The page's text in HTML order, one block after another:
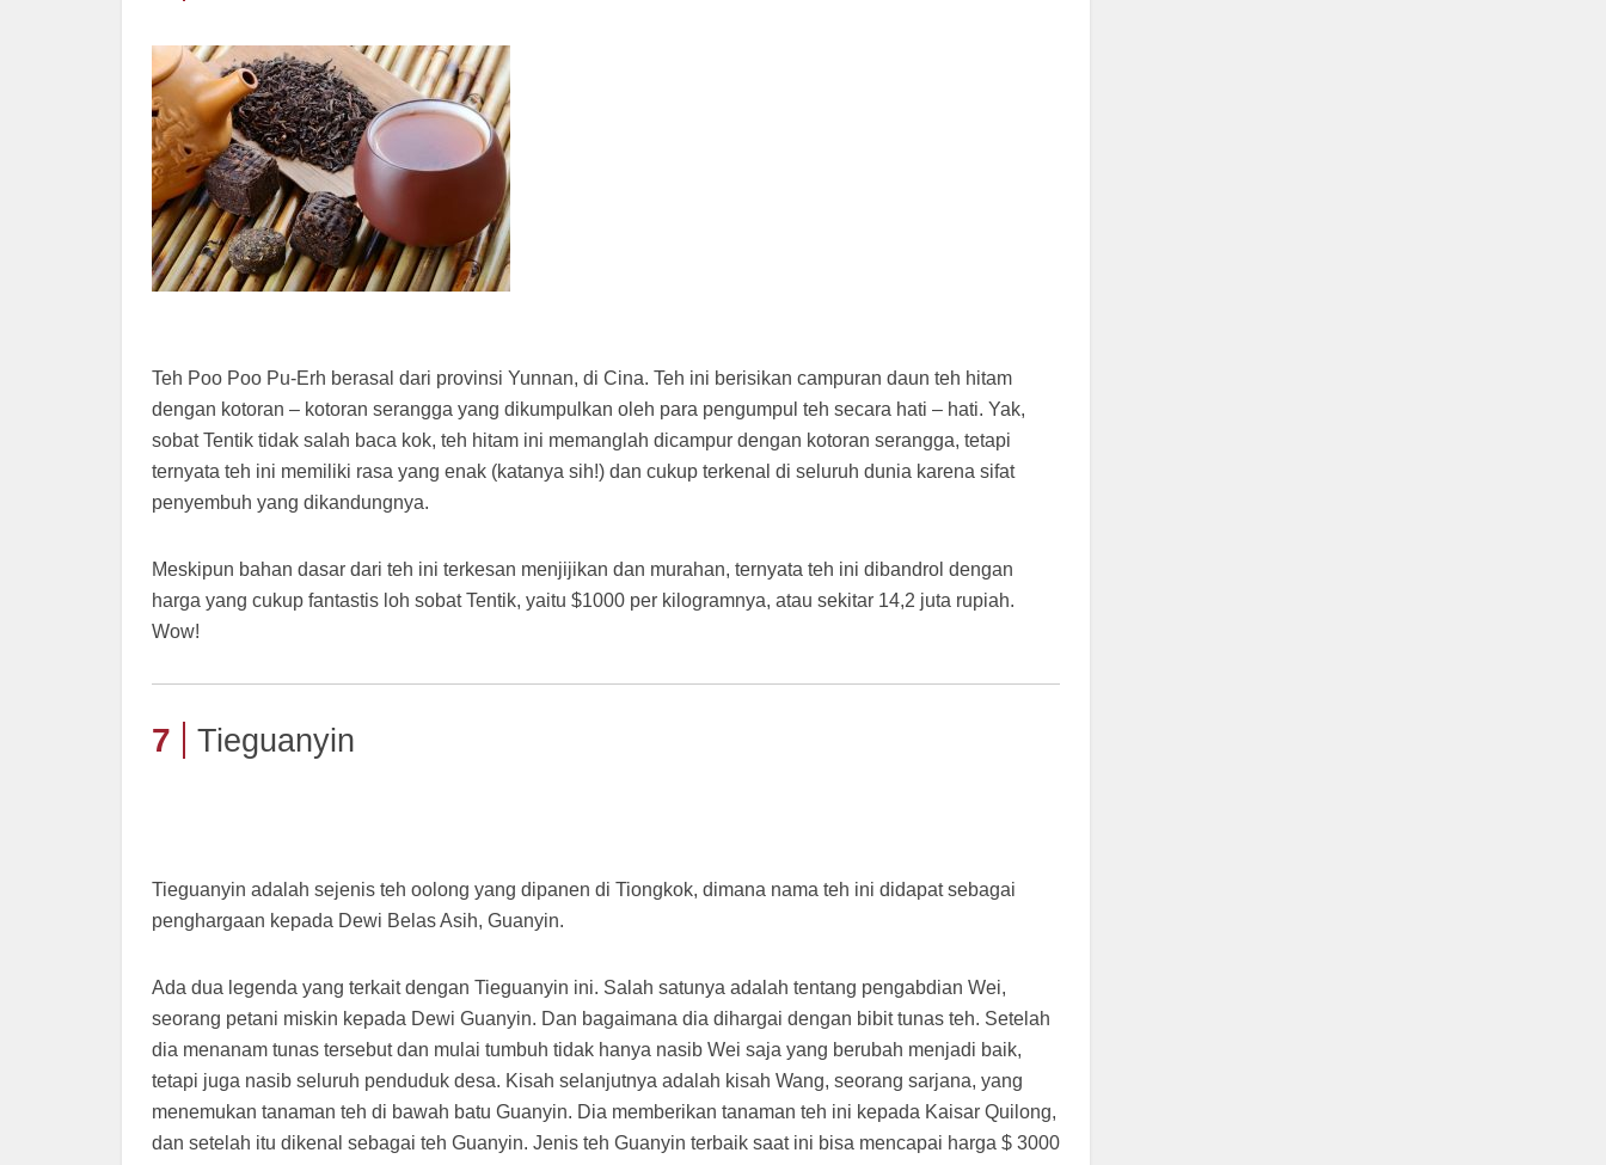
Teh Poo Poo Pu-Erh berasal dari provinsi Yunnan, di Cina. Teh ini berisikan campuran daun teh hitam
dengan kotoran – kotoran serangga yang dikumpulkan oleh para pengumpul teh secara hati – hati. Yak,
sobat Tentik tidak salah baca kok, teh hitam ini memanglah dicampur dengan kotoran serangga, tetapi
ternyata teh ini memiliki rasa yang enak (katanya sih!) dan cukup terkenal di seluruh dunia karena sifat
penyembuh yang dikandungnya.
Meskipun bahan dasar dari teh ini terkesan menjijikan dan murahan, ternyata teh ini dibandrol dengan
harga yang cukup fantastis loh sobat Tentik, yaitu $1000 per kilogramnya, atau sekitar 14,2 juta rupiah.
Wow!
7 Tieguanyin
Tieguanyin adalah sejenis teh oolong yang dipanen di Tiongkok, dimana nama teh ini didapat sebagai
penghargaan kepada Dewi Belas Asih, Guanyin.
Ada dua legenda yang terkait dengan Tieguanyin ini. Salah satunya adalah tentang pengabdian Wei,
seorang petani miskin kepada Dewi Guanyin. Dan bagaimana dia dihargai dengan bibit tunas teh. Setelah
dia menanam tunas tersebut dan mulai tumbuh tidak hanya nasib Wei saja yang berubah menjadi baik,
tetapi juga nasib seluruh penduduk desa. Kisah selanjutnya adalah kisah Wang, seorang sarjana, yang
menemukan tanaman teh di bawah batu Guanyin. Dia memberikan tanaman teh ini kepada Kaisar Quilong,
dan setelah itu dikenal sebagai teh Guanyin. Jenis teh Guanyin terbaik saat ini bisa mencapai harga $ 3000